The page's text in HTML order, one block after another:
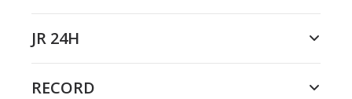
JR 24H
RECORD